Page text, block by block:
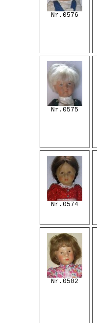
Nr.0576
Nr.0575
Nr.0574
Nr.0502